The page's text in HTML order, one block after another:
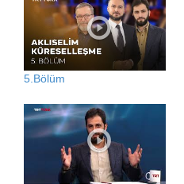
5.Bölüm